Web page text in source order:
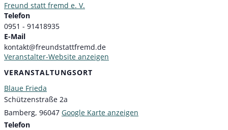
Freund statt fremd e. V.
Telefon
0951 - 91418935
E-Mail
kontakt@freundstattfremd.de
Veranstalter-Website anzeigen
VERANSTALTUNGSORT
Blaue Frieda
Schützenstraße 2a
Bamberg, 96047 Google Karte anzeigen
Telefon